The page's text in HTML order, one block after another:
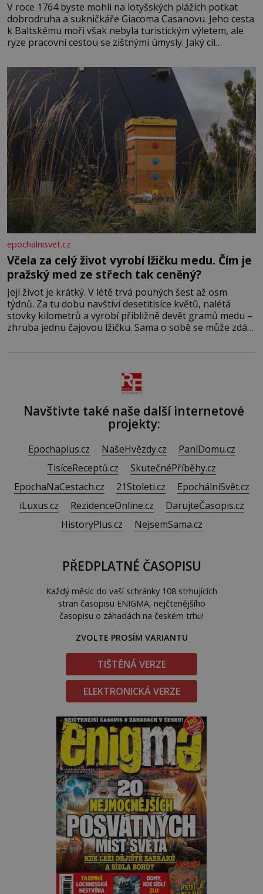
V roce 1764 byste mohli na lotyšských plážích potkat
dobrodruha a sukničkáře Giacoma Casanovu. Jeho cesta
k Baltskému moři však nebyla turistickým výletem, ale
ryze pracovní cestou se zištnými úmysly. Jaký cíl
lotyšské Rigy? Casanova v Pobaltí kontaktoval tamní
zednářské lóže. Nebyl v této oblasti žádným nováčkem,
protože do zednářské
epochalnisvet.cz
Včela za celý život vyrobí lžičku medu. Čím je
pražský med ze střech tak ceněný?
Její život je krátký. V létě trvá pouhých šest až osm
týdnů. Za tu dobu navštíví desetitisíce květů, nalétá
stovky kilometrů a vyrobí přibližně devět gramů medu –
zhruba jednu čajovou lžičku. Sama o sobě se může zdát
Navštivte také naše další internetové
projekty:
Epochaplus.cz NašeHvězdy.cz
PaníDomu.cz
TisíceReceptů.cz
SkutečnéPříběhy.cz
EpochaNaCestach.cz
21Stoleti.cz
EpochálníSvět.cz
iLuxus.cz
RezidenceOnline.cz
DarujteČasopis.cz
HistoryPlus.cz
NejsemSama.cz
PŘEDPLATNÉ ČASOPISU
Každý měsíc do vaší schránky 108 strhujících
stran časopisu ENIGMA, nejčtenějšího
časopisu o záhadách na českém trhu!
ZVOLTE PROSÍM VARIANTU
TIŠTĚNÁ VERZE
ELEKTRONICKÁ VERZE